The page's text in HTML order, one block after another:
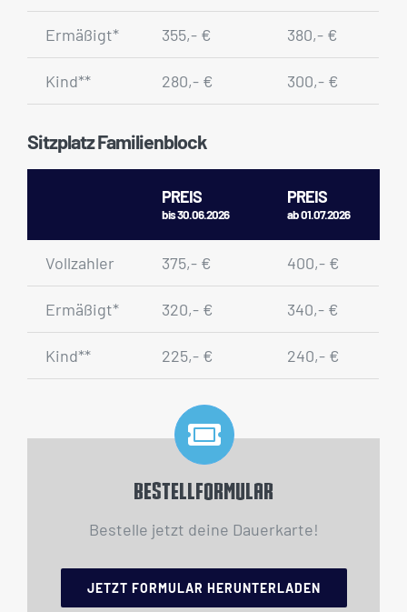
Ermäßigt* 355,- € 380,- €
Kind** 280,- € 300,- €
Sitzplatz Familienblock
PREIS
bis 30.06.2026
PREIS
ab 01.07.2026
Vollzahler 375,- € 400,- €
Ermäßigt* 320,- € 340,- €
Kind** 225,- € 240,- €
Bestellformular
Bestelle jetzt deine Dauerkarte!
JETZT FORMULAR HERUNTERLADEN